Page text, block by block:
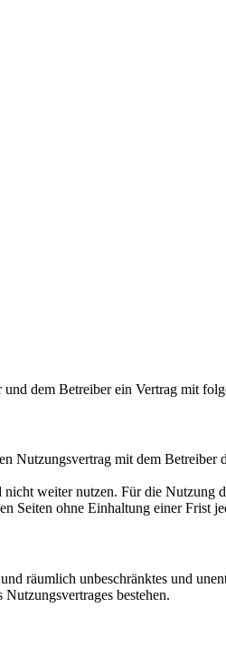
dem Betreiber ein Vertrag mit
mit dem
weiter nutzen. Für die
Seiten ohne Einhaltung einer Frist
räumlich unbeschränktes und
bestehen.